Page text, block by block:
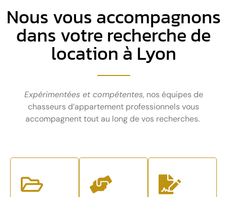
Nous vous accompagnons
dans votre recherche de
location à Lyon
Expérimentées et compétentes, nos équipes de
chasseurs d’appartement professionnels vous
accompagnent tout au long de vos recherches.